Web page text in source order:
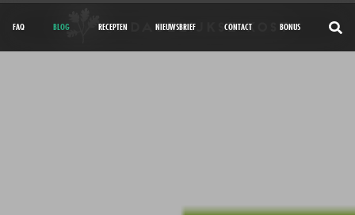
FAQ BLOG RECEPTEN NIEUWSBRIEF CONTACT BONUS